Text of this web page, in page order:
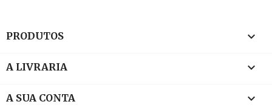
PRODUTOS 
A LIVRARIA 
A SUA CONTA 